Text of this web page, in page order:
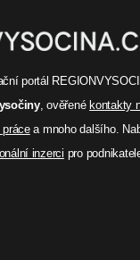
portál
, ověřenékontakty
a mnoho dalšího.
inzerci pro